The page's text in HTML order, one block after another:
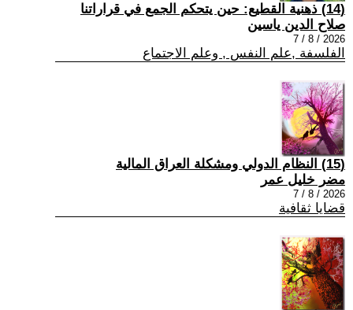
(14) ذهنية القطيع: حين يتحكم الجمع في قراراتنا
صلاح الدين ياسين
2026 / 8 / 7
الفلسفة ,علم النفس , وعلم الاجتماع
(15) النظام الدولي ومشكلة العراق المالية
مضر خليل عمر
2026 / 8 / 7
قضايا ثقافية